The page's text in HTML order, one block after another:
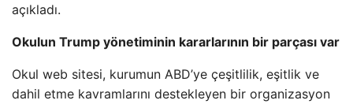
açıkladı.
Okulun Trump yönetiminin kararlarının bir parçası var
Okul web sitesi, kurumun ABD’ye çeşitlilik, eşitlik ve
dahil etme kavramlarını destekleyen bir organizasyon